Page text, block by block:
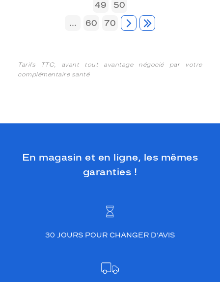
49
50
...
60 70
Tarifs TTC, avant tout avantage négocié par votre
complémentaire santé
En magasin et en ligne, les mêmes
garanties !
30 JOURS POUR CHANGER D’AVIS